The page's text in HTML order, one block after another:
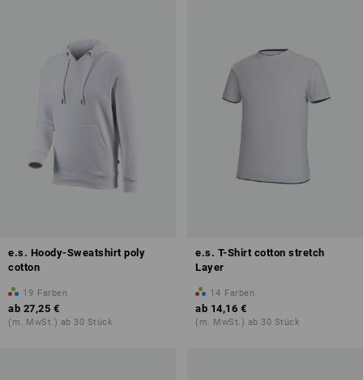
e.s. Hoody-Sweatshirt poly
cotton
19 Farben
ab 27,25 €
(m. MwSt.) ab 30 Stück
e.s. T-Shirt cotton stretch
Layer
14 Farben
ab 14,16 €
(m. MwSt.) ab 30 Stück